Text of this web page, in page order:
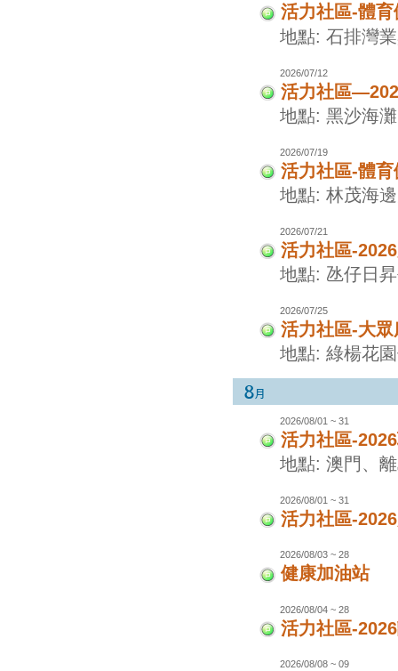
活力社區-體
地點: 石排灣
2026/07/12
活力社區
地點: 黑沙海灘
2026/07/19
活力社區-體
地點: 林茂海
2026/07/21
活力社區-
地點: 氹仔日
2026/07/25
活力社區-大眾
地點: 綠楊花
2026/08/01 ~ 31
活力社區-
地點: 澳門、
2026/08/01 ~ 31
活力社區-
2026/08/03 ~ 28
健康加油站
2026/08/04 ~ 28
活力社區-
2026/08/08 ~ 09